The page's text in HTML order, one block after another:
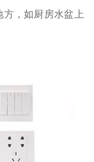
，如厨房水盆上